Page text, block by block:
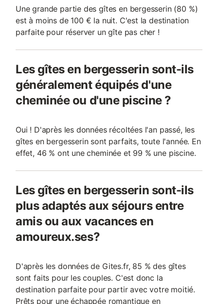
Une grande partie des gîtes en bergesserin (80 %)
est à moins de 100 € la nuit. C'est la destination
parfaite pour réserver un gîte pas cher !
Les gîtes en bergesserin sont-ils
généralement équipés d'une
cheminée ou d'une piscine ?
Oui ! D'après les données récoltées l'an passé, les
gîtes en bergesserin sont parfaits, toute l'année. En
effet, 46 % ont une cheminée et 99 % une piscine.
Les gîtes en bergesserin sont-ils
plus adaptés aux séjours entre
amis ou aux vacances en
amoureux.ses?
D'après les données de Gites.fr, 85 % des gîtes
sont faits pour les couples. C'est donc la
destination parfaite pour partir avec votre moitié.
Prêts pour une échappée romantique en